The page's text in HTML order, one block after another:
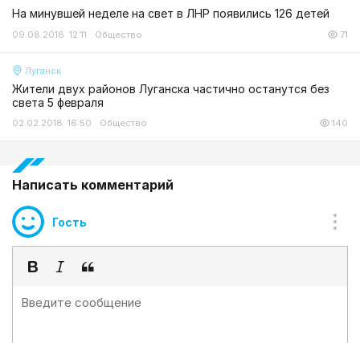
На минувшей неделе на свет в ЛНР появились 126 детей
09.08.2018 12:11 Общество 71
Луганск
Жители двух районов Луганска частично останутся без
света 5 февраля
02.02.2018 16:50 Общество 140
Написать комментарий
Гость